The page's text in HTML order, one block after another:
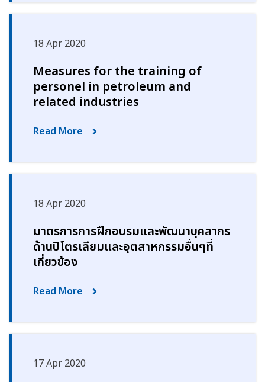
18 Apr 2020
Measures for the training of
personel in petroleum and
related industries
Read More
18 Apr 2020
มาตรการการฝึกอบรมและพัฒนาบุคลากร
ด้านปิโตรเลียมและอุตสาหกรรมอื่นๆที่
เกี่ยวข้อง
Read More
17 Apr 2020